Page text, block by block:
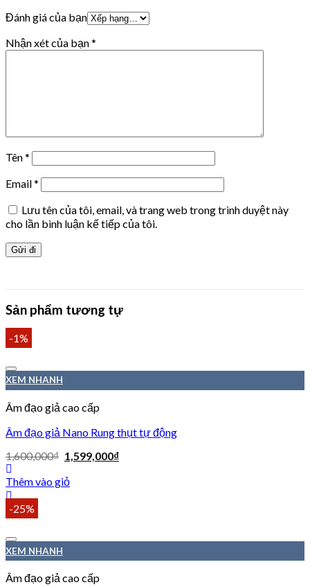
Đánh giá của bạn
Nhận xét của bạn*
Tên*
Email*
Lưu tên của tôi, email, và trang web trong trình duyệt này
cho lần bình luận kế tiếp của tôi.
Sản phẩm tương tự
-1%
XEM NHANH
Âm đạo giả cao cấp
Âm đạo giả Nano Rung thụt tự động
1,600,000₫ 1,599,000₫
Thêm vào giỏ
-25%
XEM NHANH
Âm đạo giả cao cấp